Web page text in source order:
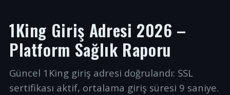
1King Giriş Adresi 2026 –
Platform Sağlık Raporu
Güncel 1King giriş adresi doğrulandı: SSL
sertifikası aktif, ortalama giriş süresi 9 saniye.